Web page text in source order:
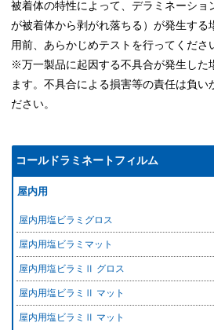
被着体の特性によって、デラミネーショ
が被着体から剥がれ落ちる）が発生する
用前、あらかじめテストを行ってくださ
※万一製品に起因する不具合が発生した
ます。不具合による損害等の責任は負い
ださい。
コールドラミネートフィルム
屋内用
屋内用塩ビラミグロス
屋内用塩ビラミマット
屋内用塩ビラミⅡ グロス
屋内用塩ビラミⅡ マット
屋内用塩ビラミⅡ マット